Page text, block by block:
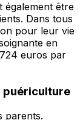
également être
Dans tous
pour leur vie
en
euros par
puériculture
parents.